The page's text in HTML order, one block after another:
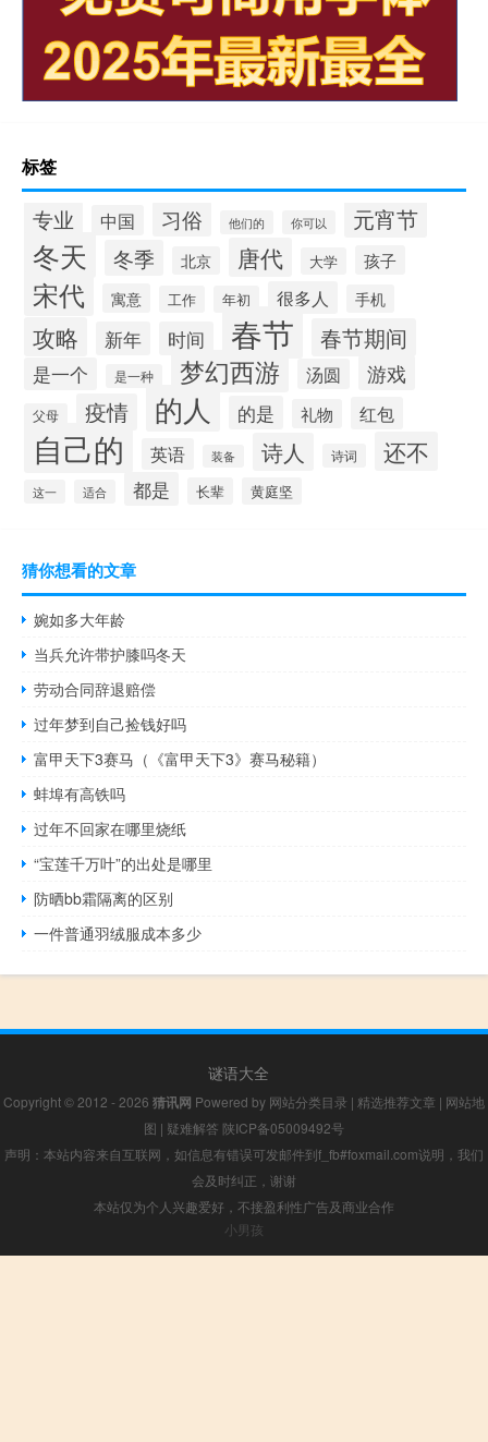
标签
专业 中国 习俗 他们的 你可以 元宵节
冬天 冬季 北京 唐代 大学 孩子
宋代 寓意 工作 年初 很多人 手机
攻略 新年 时间 春节 春节期间
是一个 是一种 梦幻西游 汤圆 游戏
父母 疫情 的人 的是 礼物 红包
自己的 英语 装备 诗人 诗词 还不
这一 适合 都是 长辈 黄庭坚
猜你想看的文章
婉如多大年龄
当兵允许带护膝吗冬天
劳动合同辞退赔偿
过年梦到自己捡钱好吗
富甲天下3赛马（《富甲天下3》赛马秘籍）
蚌埠有高铁吗
过年不回家在哪里烧纸
“宝莲千万叶”的出处是哪里
防晒bb霜隔离的区别
一件普通羽绒服成本多少
谜语大全
Copyright © 2012 - 2026 猜讯网 Powered by 网站分类目录 | 精选推荐文章 | 网站地
图 | 疑难解答 陕ICP备05009492号
声明：本站内容来自互联网，如信息有错误可发邮件到f_fb#foxmail.com说明，我们
会及时纠正，谢谢
本站仅为个人兴趣爱好，不接盈利性广告及商业合作
小男孩